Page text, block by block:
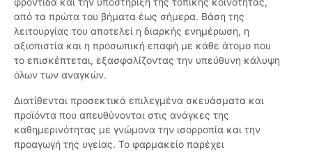
από τα πρώτα του βήματα έως σήμερα. Βάση της
λειτουργίας του αποτελεί η διαρκής ενημέρωση, η
αξιοπιστία και η προσωπική επαφή με κάθε άτομο που
το επισκέπτεται, εξασφαλίζοντας την υπεύθυνη κάλυψη
όλων των αναγκών.
Διατίθενται προσεκτικά επιλεγμένα σκευάσματα και
προϊόντα που απευθύνονται στις ανάγκες της
καθημερινότητας με γνώμονα την ισορροπία και την
προαγωγή της υγείας. Το φαρμακείο παρέχει